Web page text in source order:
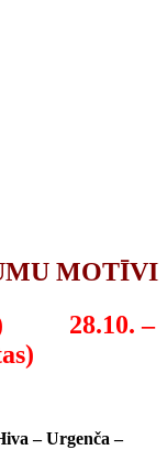
MOTĪVI
28.10. –
– Urgenča –